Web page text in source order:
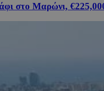
στο Μαρώνι,